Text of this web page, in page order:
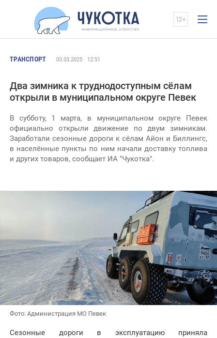
ТРАНСПОРТ 03.03.2025 12:51
Два зимника к труднодоступным сёлам
открыли в муниципальном округе Певек
В субботу, 1 марта, в муниципальном округе Певек
официально открыли движение по двум зимникам.
Заработали сезонные дороги к сёлам Айон и Биллингс,
в населённые пункты по ним начали доставку топлива
и других товаров, сообщает ИА "Чукотка".
Фото: Администрация МО Певек
Сезонные дороги в эксплуатацию приняла